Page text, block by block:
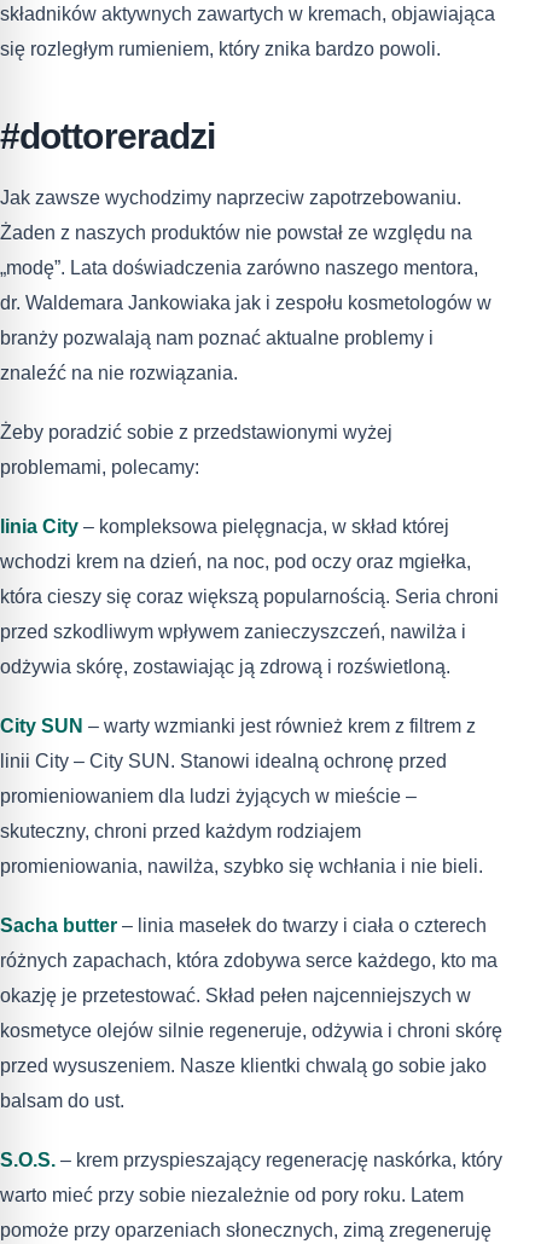
składników aktywnych zawartych w kremach, objawiająca
się rozległym rumieniem, który znika bardzo powoli.
#dottoreradzi
Jak zawsze wychodzimy naprzeciw zapotrzebowaniu.
Żaden z naszych produktów nie powstał ze względu na
„modę”. Lata doświadczenia zarówno naszego mentora,
dr. Waldemara Jankowiaka jak i zespołu kosmetologów w
branży pozwalają nam poznać aktualne problemy i
znaleźć na nie rozwiązania.
Żeby poradzić sobie z przedstawionymi wyżej
problemami, polecamy:
linia City – kompleksowa pielęgnacja, w skład której
wchodzi krem na dzień, na noc, pod oczy oraz mgiełka,
która cieszy się coraz większą popularnością. Seria chroni
przed szkodliwym wpływem zanieczyszczeń, nawilża i
odżywia skórę, zostawiając ją zdrową i rozświetloną.
City SUN – warty wzmianki jest również krem z filtrem z
linii City – City SUN. Stanowi idealną ochronę przed
promieniowaniem dla ludzi żyjących w mieście –
skuteczny, chroni przed każdym rodziajem
promieniowania, nawilża, szybko się wchłania i nie bieli.
Sacha butter – linia masełek do twarzy i ciała o czterech
różnych zapachach, która zdobywa serce każdego, kto ma
okazję je przetestować. Skład pełen najcenniejszych w
kosmetyce olejów silnie regeneruje, odżywia i chroni skórę
przed wysuszeniem. Nasze klientki chwalą go sobie jako
balsam do ust.
S.O.S. – krem przyspieszający regenerację naskórka, który
warto mieć przy sobie niezależnie od pory roku. Latem
pomoże przy oparzeniach słonecznych, zimą zregeneruję